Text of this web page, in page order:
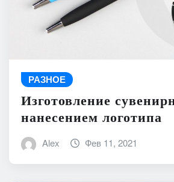
РАЗНОЕ
Изготовление
нанесением логотипа
Alex Фев 11, 2021